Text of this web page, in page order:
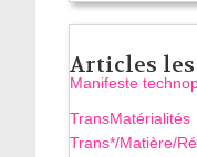
Articles
Manifeste
TransMatérialités
Trans*/Matière/